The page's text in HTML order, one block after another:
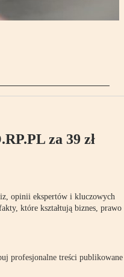
za 39 zł
opinii ekspertów i kluczowych
które kształtują biznes, prawo
profesjonalne treści publikowane